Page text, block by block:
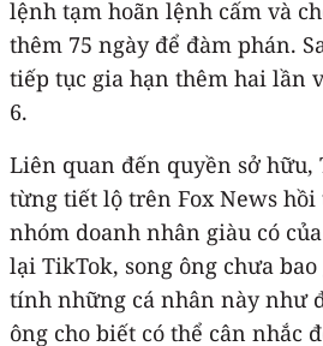
lệnh tạm hoãn lệnh cấm và
thêm 75 ngày để đàm phán.
tiếp tục gia hạn thêm hai lần
6.
Liên quan đến quyền sở hữu,
từng tiết lộ trên Fox News hồi
nhóm doanh nhân giàu có
lại TikTok, song ông chưa
tính những cá nhân này như
ông cho biết có thể cân nhắc